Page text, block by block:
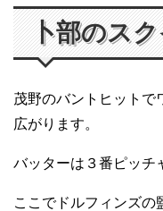
卜部のス
茂野のバントヒットで
広がります。
バッターは３番ピッチ
ここでドルフィンズ